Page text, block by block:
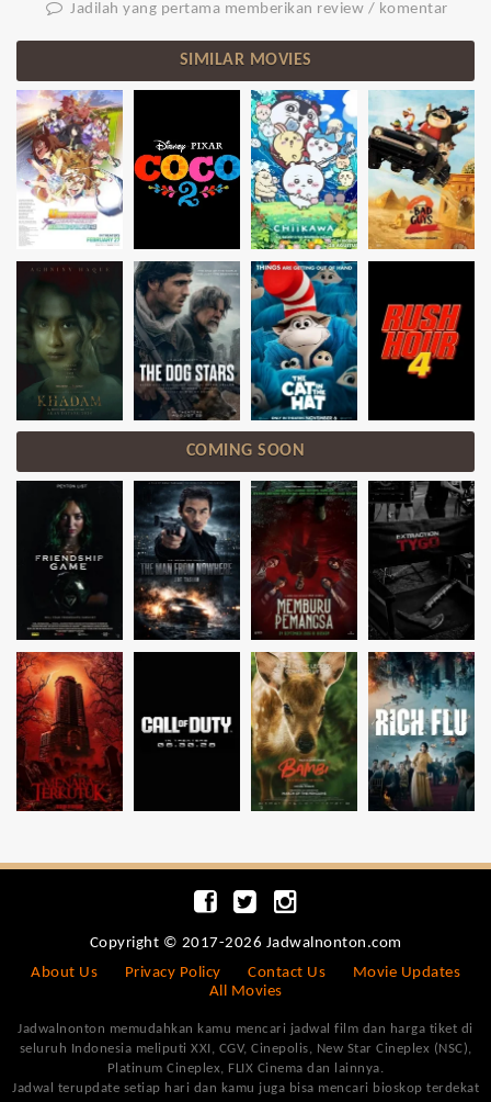
Jadilah yang pertama memberikan review / komentar
SIMILAR MOVIES
COMING SOON
Copyright © 2017-2026 Jadwalnonton.com
About Us
Privacy Policy Contact Us
Movie Updates
All Movies
Jadwalnonton memudahkan kamu mencari jadwal film dan harga tiket di
seluruh Indonesia meliputi XXI, CGV, Cinepolis, New Star Cineplex (NSC),
Platinum Cineplex, FLIX Cinema dan lainnya.
Jadwal terupdate setiap hari dan kamu juga bisa mencari bioskop terdekat